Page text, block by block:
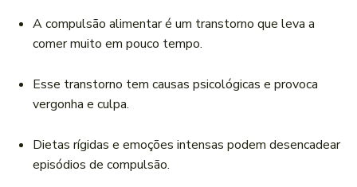
A compulsão alimentar é um transtorno que leva a
comer muito em pouco tempo.
Esse transtorno tem causas psicológicas e provoca
vergonha e culpa.
Dietas rígidas e emoções intensas podem desencadear
episódios de compulsão.